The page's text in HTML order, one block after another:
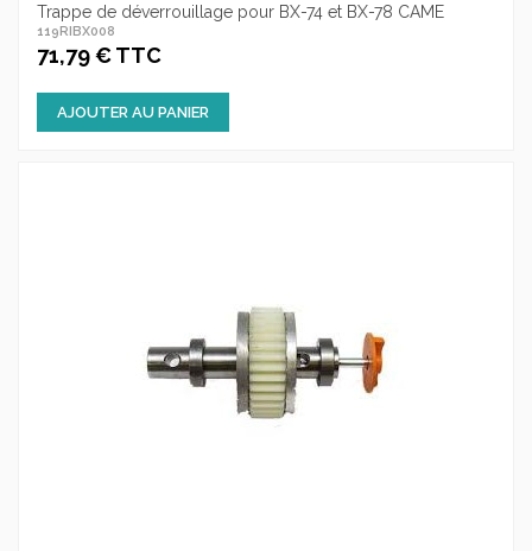
Trappe de déverrouillage pour BX-74 et BX-78 CAME
119RIBX008
71,79 € TTC
AJOUTER AU PANIER